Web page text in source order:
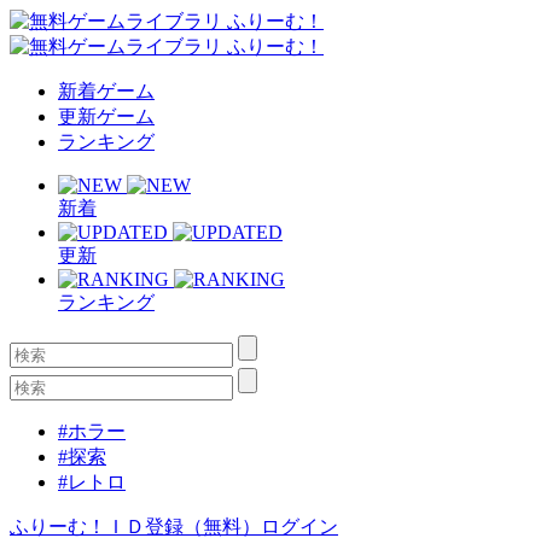
新着ゲーム
更新ゲーム
ランキング
新着
更新
ランキング
#ホラー
#探索
#レトロ
ふりーむ！ＩＤ登録（無料） ログイン